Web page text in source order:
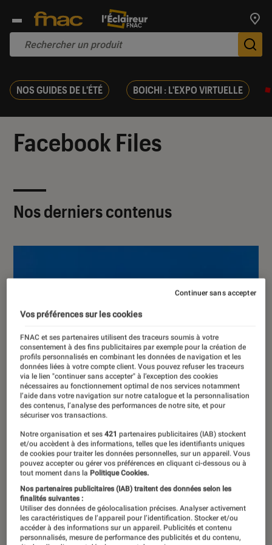
NOS GUIDES DE L'ÉTÉ BOICHI : L'EXPO VIRTUELLE
Facebook Files
Nos derniers contenus
ACTU
Société numérique • 16 nov. 2021
Vos préférences sur les cookies
FNAC et ses partenaires utilisent des traceurs soumis à votre
consentement à des fins publicitaires par exemple pour la création de
profils personnalisés en combinant les données de navigation et les
données liées à votre compte client. Vous pouvez refuser les traceurs
via le lien "continuer sans accepter" à l’exception des cookies
nécessaires au fonctionnement optimal de nos services notamment
l’aide dans votre navigation sur notre catalogue et la personnalisation
des contenus, l’analyse des performances de notre site, et pour
sécuriser vos transactions.
Notre organisation et ses421 partenaires publicitaires (IAB) stockent
et/ou accèdent à des informations, telles que les identifiants uniques
de cookies pour traiter les données personnelles, sur un appareil. Vous
pouvez accepter ou gérer vos préférences en cliquant ci-dessous ou à
tout moment dans la Politique Cookies.
Nos partenaires publicitaires (IAB) traitent des données selon les
finalités suivantes :
Utiliser des données de géolocalisation précises. Analyser activement
les caractéristiques de l’appareil pour l’identification. Stocker et/ou
accéder à des informations sur un appareil. Publicités et contenu
personnalisés, mesure de performance des publicités et du contenu,
Continuer sans accepter